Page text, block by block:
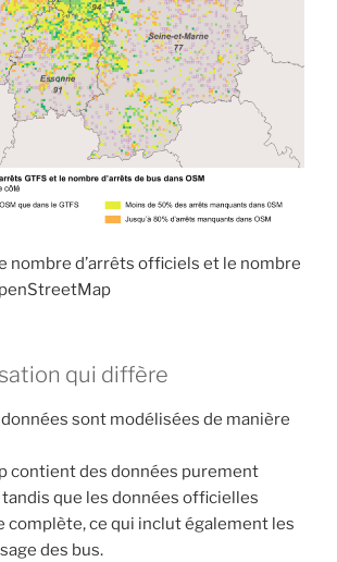
nombre d’arrêts officiels et le nombre
qui diffère
données sont modélisées de manière
contient des données purement
que les données officielles
complète, ce qui inclut également les
des bus.